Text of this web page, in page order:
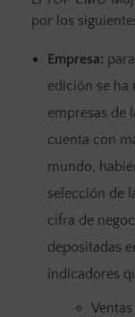
por los
Empresa:
edición se ha
empresas de
cuenta con
mundo,
selección de
cifra de
depositadas
indicadores